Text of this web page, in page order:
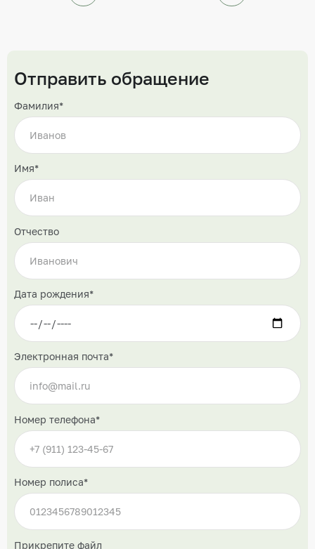
Отправить обращение
Фамилия*
Имя*
Отчество
Дата рождения*
Электронная почта*
Номер телефона*
Номер полиса*
Прикрепите файл